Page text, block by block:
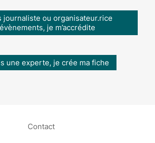
journaliste ou organisateur.rice
je m’accrédite
une experte, je crée ma fiche
Contact